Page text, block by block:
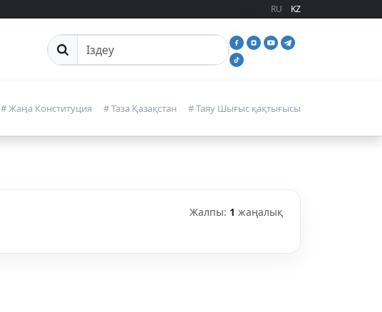
RU KZ
Сайттан іздеу
# Жаңа Конституция # Таза Қазақстан # Таяу Шығыс қақтығысы
Жалпы: 1 жаңалық